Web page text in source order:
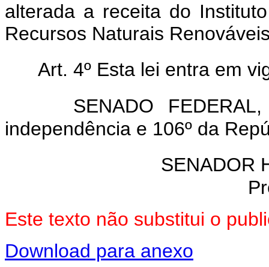
alterada a receita do
Recursos Naturais
Art. 4º Esta lei entra em
SENADO
independência e 106º da
SENADOR
Este texto não substitui o
Download para anexo